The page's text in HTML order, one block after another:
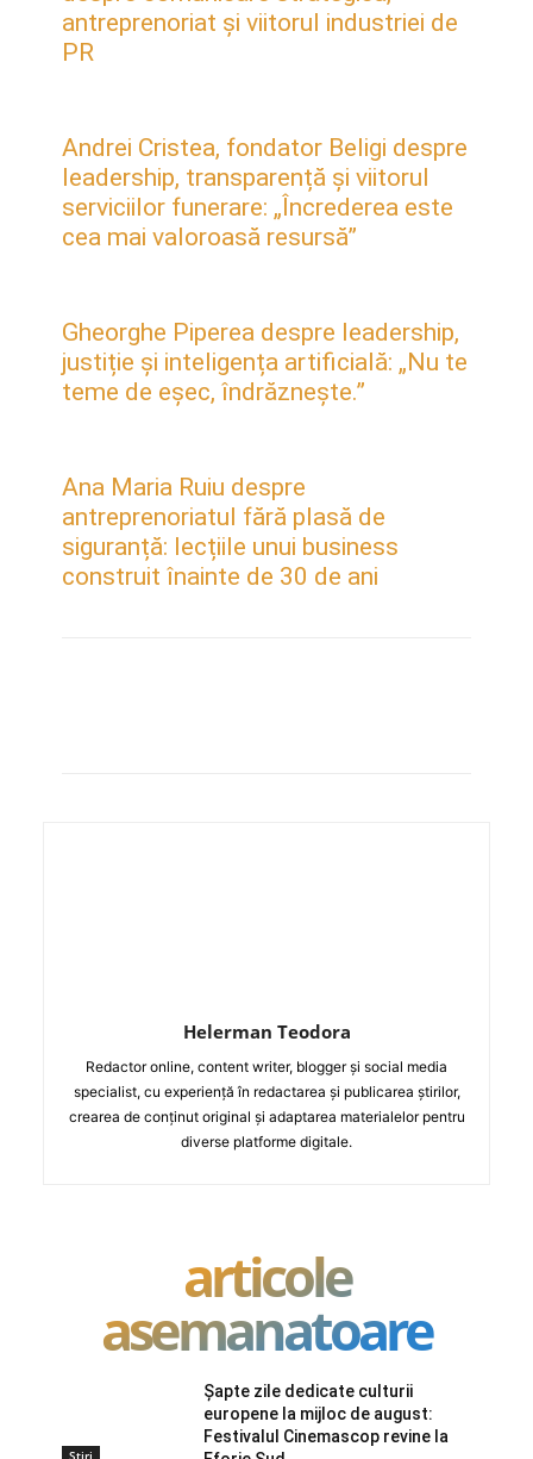
antreprenoriat și viitorul industriei de
PR
Andrei Cristea, fondator Beligi despre
leadership, transparență și viitorul
serviciilor funerare: „Încrederea este
cea mai valoroasă resursă”
Gheorghe Piperea despre leadership,
justiție și inteligența artificială: „Nu te
teme de eșec, îndrăznește.”
Ana Maria Ruiu despre
antreprenoriatul fără plasă de
siguranță: lecțiile unui business
construit înainte de 30 de ani
Helerman Teodora
Redactor online, content writer, blogger și social media
specialist, cu experiență în redactarea și publicarea știrilor,
crearea de conținut original și adaptarea materialelor pentru
diverse platforme digitale.
articole
asemanatoare
Șapte zile dedicate culturii
europene la mijloc de august:
Festivalul Cinemascop revine la